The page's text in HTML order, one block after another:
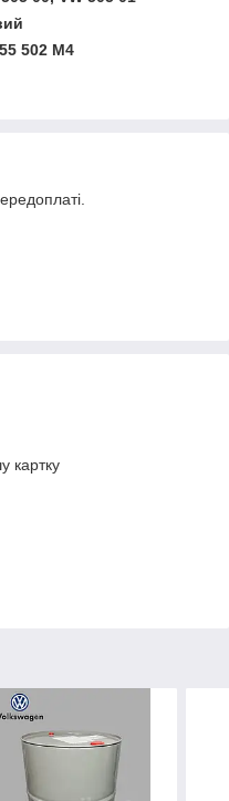
502 M4
картку